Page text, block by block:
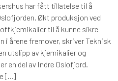
har fått tillatelse til å
Økt produksjon ved
til å kunne sikre
i årene fremover, skriver Teknisk
utslipp av kjemikalier og
en del av Indre Oslofjord.
[…]